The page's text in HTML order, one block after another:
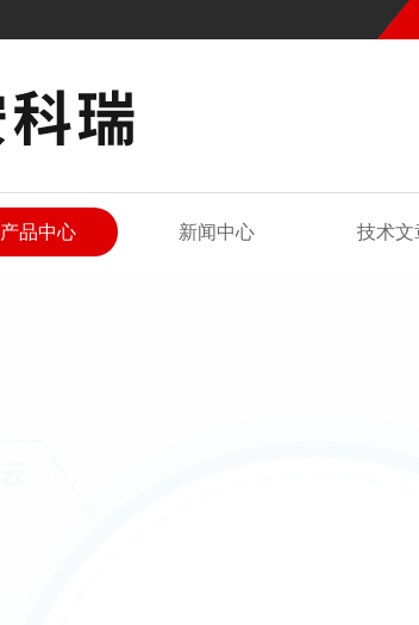
产品中心 新闻中心 技术文